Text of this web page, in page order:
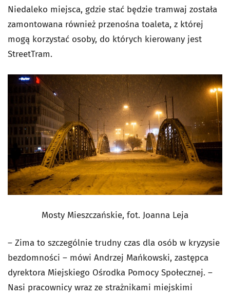
Niedaleko miejsca, gdzie stać będzie tramwaj została
zamontowana również przenośna toaleta, z której
mogą korzystać osoby, do których kierowany jest
StreetTram.
Mosty Mieszczańskie, fot. Joanna Leja
– Zima to szczególnie trudny czas dla osób w kryzysie
bezdomności – mówi Andrzej Mańkowski, zastępca
dyrektora Miejskiego Ośrodka Pomocy Społecznej. –
Nasi pracownicy wraz ze strażnikami miejskimi